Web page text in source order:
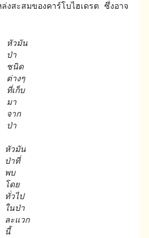
งสะสมของคาร์โบไฮเดรต ซึ่งอาจ
หัวมัน
ป่า
ชนิด
ต่างๆ
ที่เก็บ
มา
จาก
ป่า
หัวมัน
ป่าที่
พบ
โดย
ทั่วไป
ในป่า
ละแวก
นี้